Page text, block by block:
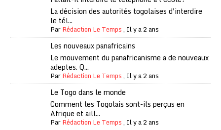
La décision des autorités togolaises d'interdire
le tél...
ParRédaction Le Temps, Il y a 2 ans
Les nouveaux panafricains
Le mouvement du panafricanisme a de nouveaux
adeptes. Q...
ParRédaction Le Temps, Il y a 2 ans
Le Togo dans le monde
Comment les Togolais sont-ils perçus en
Afrique et aill...
ParRédaction Le Temps, Il y a 2 ans